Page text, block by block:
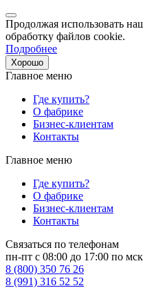
Продолжая использовать
обработку файлов cookie.
Подробнее
Хорошо
Главное меню
Где купить?
О фабрике
Бизнес-клиентам
Контакты
Главное меню
Где купить?
О фабрике
Бизнес-клиентам
Контакты
Связаться по телефонам
пн-пт с 08:00 до 17:00 по мск
8 (800) 350 76 26
8 (991) 316 52 52